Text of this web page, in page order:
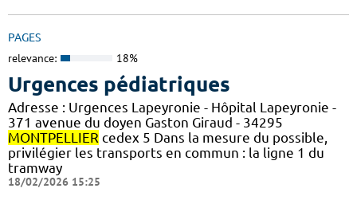
PAGES
relevance: 18%
Urgences pédiatriques
Adresse : Urgences Lapeyronie - Hôpital Lapeyronie -
371 avenue du doyen Gaston Giraud - 34295
MONTPELLIER cedex 5 Dans la mesure du possible,
privilégier les transports en commun : la ligne 1 du
tramway
18/02/2026 15:25